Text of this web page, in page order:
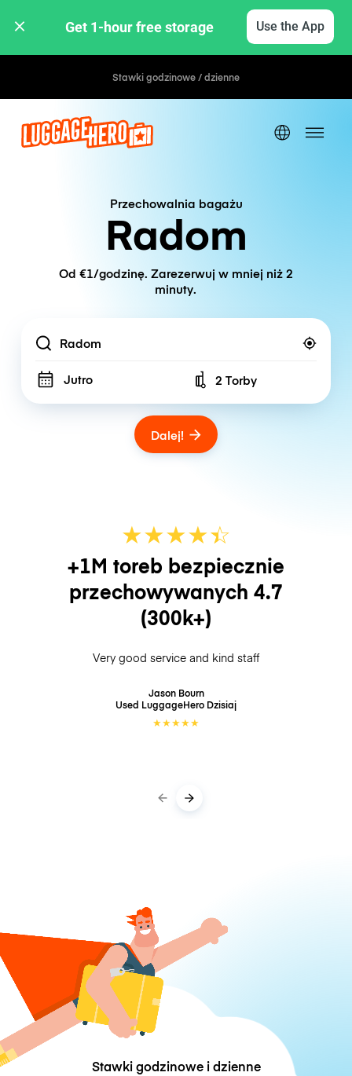
Get 1-hour free storage Use the App
Stawki godzinowe / dzienne
Przechowalnia bagażu
Radom
Od €1/godzinę. Zarezerwuj w mniej niż 2
minuty.
Location
Jutro Number of bags
2 Torby
Dalej!
★★★★☆
★
+1M toreb bezpiecznie
przechowywanych 4.7
(300k+)
Very good service and kind staff
Jason Bourn
Used LuggageHero Dzisiaj
★★★★★
Stawki godzinowe i dzienne